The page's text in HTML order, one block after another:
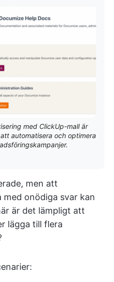
med ClickUp-mall är
automatisera och optimera
men att
onödiga svar kan
är det lämpligt att
lägga till flera